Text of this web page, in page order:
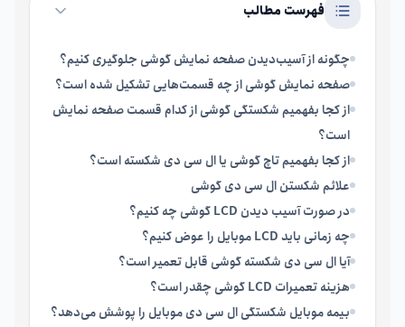
فهرست مطالب
چگونه از آسیب‌دیدن صفحه نمایش گوشی جلوگیری کنیم؟
صفحه نمایش گوشی از چه قسمت‌هایی تشکیل شده است؟
از کجا بفهمیم شکستگی گوشی از کدام قسمت صفحه نمایش
است؟
از کجا بفهمیم تاچ گوشی یا ال سی دی شکسته است؟
علائم شکستن ال سی دی گوشی
در صورت آسیب دیدن LCD گوشی چه کنیم؟
چه زمانی باید LCD موبایل را عوض کنیم؟
آیا ال سی دی شکسته گوشی قابل تعمیر است؟
هزینه تعمیرات LCD گوشی چقدر است؟
بیمه موبایل شکستگی ال سی دی موبایل را پوشش می‌دهد؟